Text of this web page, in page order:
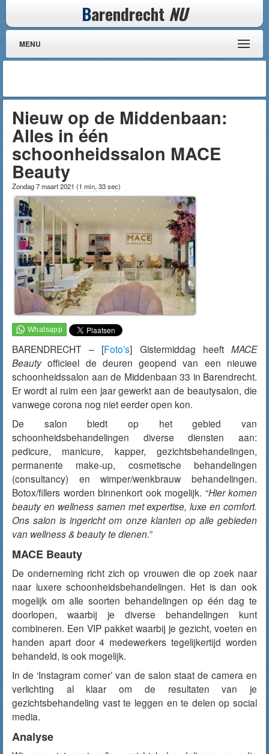
Barendrecht NU
MENU
Nieuw op de Middenbaan:
Alles in één
schoonheidssalon MACE
Beauty
Zondag 7 maart 2021 (1 min, 33 sec)
BARENDRECHT – [Foto’s] Gistermiddag heeftMACE
Beautyofficieel de deuren geopend van een nieuwe
schoonheidssalon aan de Middenbaan 33 in Barendrecht.
Er wordt al ruim een jaar gewerkt aan de beautysalon, die
vanwege corona nog niet eerder open kon.
De salon biedt op het gebied van
schoonheidsbehandelingen diverse diensten aan:
pedicure, manicure, kapper, gezichtsbehandelingen,
permanente make-up, cosmetische behandelingen
(consultancy) en wimper/wenkbrauw behandelingen.
Botox/fillers worden binnenkort ook mogelijk. “Hier komen
beauty en wellness samen met expertise, luxe en comfort.
Ons salon is ingericht om onze klanten op alle gebieden
van wellness & beauty te dienen.”
MACE Beauty
De onderneming richt zich op vrouwen die op zoek naar
naar luxere schoonheidsbehandelingen. Het is dan ook
mogelijk om alle soorten behandelingen op één dag te
doorlopen, waarbij je diverse behandelingen kunt
combineren. Een VIP pakket waarbij je gezicht, voeten en
handen apart door 4 medewerkers tegelijkertijd worden
behandeld, is ook mogelijk.
In de ‘Instagram corner’ van de salon staat de camera en
verlichting al klaar om de resultaten van je
gezichtsbehandeling vast te leggen en te delen op social
media.
Analyse